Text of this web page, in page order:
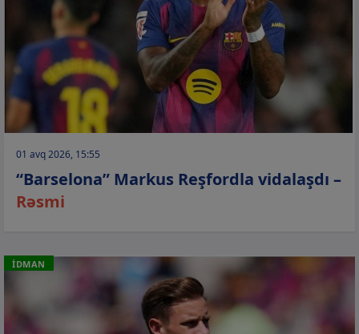
01 avq 2026, 15:55
“Barselona” Markus Reşfordla vidalaşdı –
Rəsmi
İDMAN